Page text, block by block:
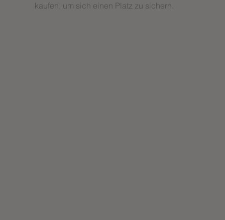
kaufen, um sich einen Platz zu sichern.